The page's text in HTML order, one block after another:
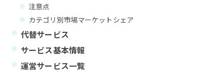
注意点
カテゴリ別市場マーケットシェア
代替サービス
サービス基本情報
運営サービス一覧